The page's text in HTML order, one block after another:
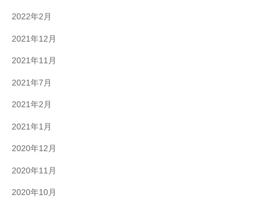
2022年2月
2021年12月
2021年11月
2021年7月
2021年2月
2021年1月
2020年12月
2020年11月
2020年10月